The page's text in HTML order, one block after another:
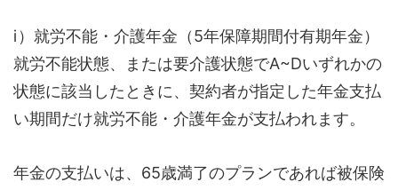
ⅰ）就労不能・介護年金（5年保障期間付有期年金）
就労不能状態、または要介護状態でA~Dいずれかの
状態に該当したときに、契約者が指定した年金支払
い期間だけ就労不能・介護年金が支払われます。
年金の支払いは、65歳満了のプランであれば被保険